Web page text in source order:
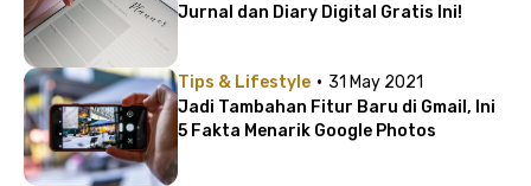
Jurnal dan Diary Digital Gratis Ini!
Tips & Lifestyle · 31 May 2021
Jadi Tambahan Fitur Baru di Gmail, Ini
5 Fakta Menarik Google Photos